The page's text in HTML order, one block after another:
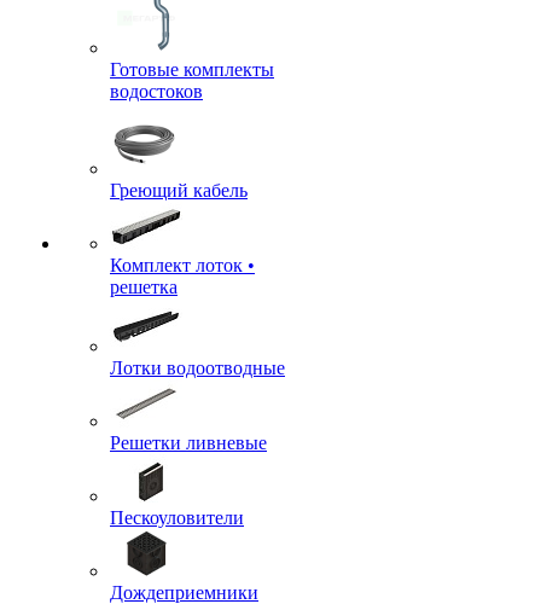
Готовые комплекты
водостоков
Греющий кабель
Комплект лоток •
решетка
Лотки водоотводные
Решетки ливневые
Пескоуловители
Дождеприемники